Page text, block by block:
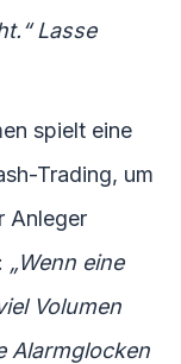
Lasse
spielt eine
Trading, um
Anleger
„Wenn eine
Volumen
Alarmglocken